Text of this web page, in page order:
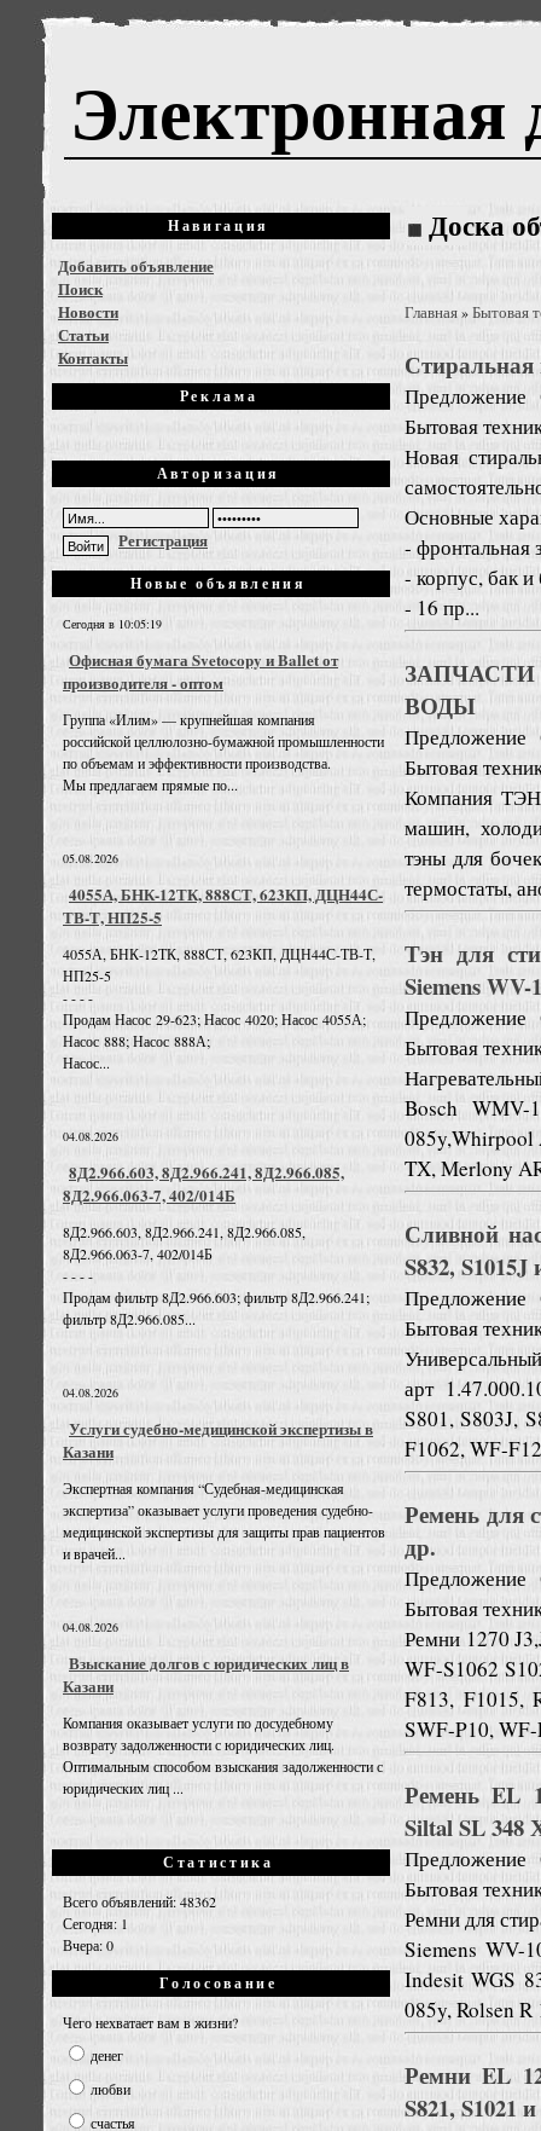
Электронная
Навигация
Добавить объявление
Поиск
Новости
Статьи
Контакты
Реклама
Авторизация
Регистрация
Новые объявления
Сегодня в 10:05:19
Офисная бумага Svetocopy и Ballet от
производителя - оптом
Группа «Илим» — крупнейшая компания
российской целлюлозно-бумажной промышленности
по объемам и эффективности производства.
Мы предлагаем прямые по...
05.08.2026
4055А, БНК-12ТК, 888СТ, 623КП, ДЦН44С-
ТВ-Т, НП25-5
4055А, БНК-12ТК, 888СТ, 623КП, ДЦН44С-ТВ-Т,
НП25-5
- - - -
Продам Насос 29-623; Насос 4020; Насос 4055А;
Насос 888; Насос 888А;
Насос...
04.08.2026
8Д2.966.603, 8Д2.966.241, 8Д2.966.085,
8Д2.966.063-7, 402/014Б
8Д2.966.603, 8Д2.966.241, 8Д2.966.085,
8Д2.966.063-7, 402/014Б
- - - -
Продам фильтр 8Д2.966.603; фильтр 8Д2.966.241;
фильтр 8Д2.966.085...
04.08.2026
Услуги судебно-медицинской экспертизы в
Казани
Экспертная компания “Судебная-медицинская
экспертиза” оказывает услуги проведения судебно-
медицинской экспертизы для защиты прав пациентов
и врачей...
04.08.2026
Взыскание долгов с юридических лиц в
Казани
Компания оказывает услуги по досудебному
возврату задолженности с юридических лиц.
Оптимальным способом взыскания задолженности с
юридических лиц ...
Статистика
Всего объявлений: 48362
Сегодня: 1
Вчера: 0
Голосование
Чего нехватает вам в жизни?
денег
любви
счастья
Доска
Главная»Бытовая
Стиральная
Предложение
Бытовая
Новая
Основные
- фронтальная
- корпус, бак
- 16 пр...
ВОДЫ
Предложение
Бытовая
Компания
машин,
тэны для
термостаты,
Тэн для
Siemens WV-
Предложение
Бытовая
Bosch WMV-
085y,Whirpool
TX, Merlony
Сливной
S832, S1015J
Предложение
Бытовая
арт
S801, S803J,
F1062, WF-
Ремень для
др.
Предложение
Бытовая
Ремни 1270
WF-S1062
F813, F1015,
SWF-P10,
Ремень EL
Siltal SL 348
Предложение
Бытовая
Ремни для
Siemens WV-
Indesit WGS
085y, Rolsen
Ремни EL
S821, S1021